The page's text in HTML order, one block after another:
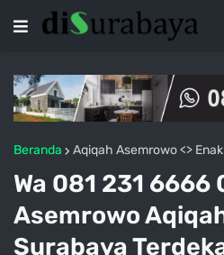
Beranda Aqiqah Asemrowo <>
Wa 081 231 6666
Asemrowo
Surabaya